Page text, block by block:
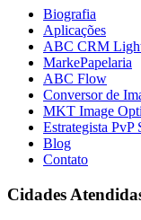
Biografia
Aplicações
ABC CRM
MarkePapelaria
ABC Flow
Conversor de
MKT Image
Estrategista PvP
Blog
Contato
Cidades